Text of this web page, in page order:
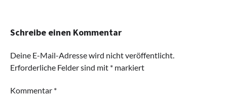
Schreibe einen Kommentar
Deine E-Mail-Adresse wird nicht veröffentlicht.
Erforderliche Felder sind mit * markiert
Kommentar *